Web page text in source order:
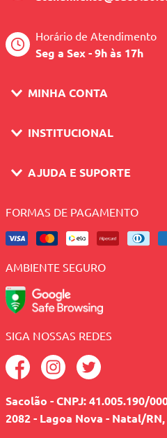
Horário de Atendimento
Seg a Sex - 9h às 17h
MINHA CONTA
INSTITUCIONAL
AJUDA E SUPORTE
FORMAS DE PAGAMENTO
AMBIENTE SEGURO
SIGA NOSSAS REDES
Sacolão - CNPJ: 41.005.190/
2082 - Lagoa Nova - Natal/RN,